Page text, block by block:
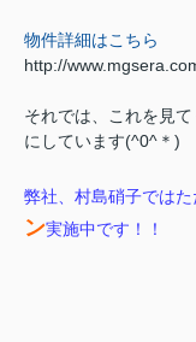
物件詳細はこちら
http://
それでは、これを見
にしています(^0^＊)
弊社、村島硝子ではた
ン実施中です！！